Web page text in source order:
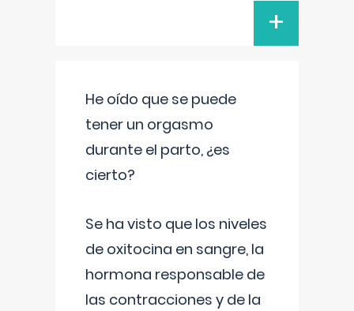
+
He oído que se puede
tener un orgasmo
durante el parto, ¿es
cierto?
Se ha visto que los niveles
de oxitocina en sangre, la
hormona responsable de
las contracciones y de la